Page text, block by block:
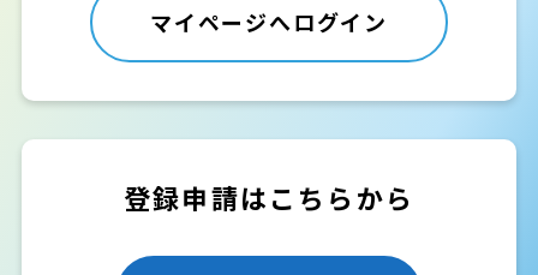
マイページへログイン
登録申請はこちらから